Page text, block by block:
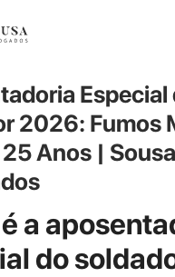
Especial
2026: Fumos
Anos | Sousa
a
do